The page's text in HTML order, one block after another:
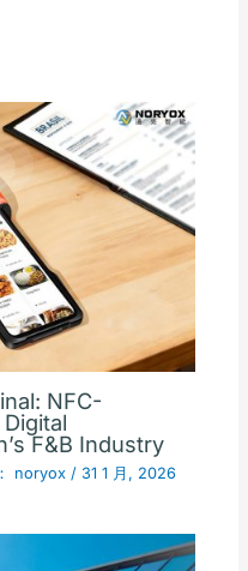
NFC-
F&B Industry
noryox/ 31 1 月, 2026